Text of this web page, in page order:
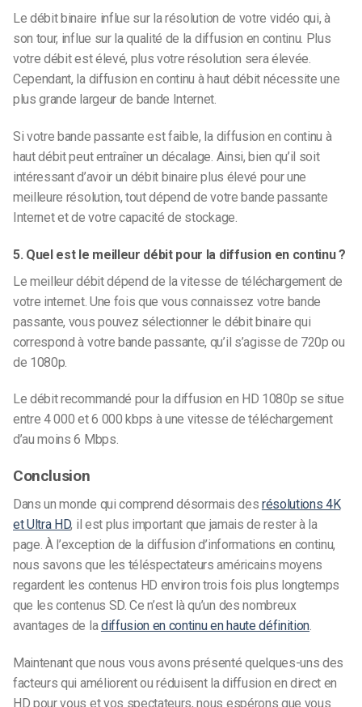
Le débit binaire influe sur la résolution de votre vidéo qui, à
son tour, influe sur la qualité de la diffusion en continu. Plus
votre débit est élevé, plus votre résolution sera élevée.
Cependant, la diffusion en continu à haut débit nécessite une
plus grande largeur de bande Internet.
Si votre bande passante est faible, la diffusion en continu à
haut débit peut entraîner un décalage. Ainsi, bien qu’il soit
intéressant d’avoir un débit binaire plus élevé pour une
meilleure résolution, tout dépend de votre bande passante
Internet et de votre capacité de stockage.
5. Quel est le meilleur débit pour la diffusion en continu ?
Le meilleur débit dépend de la vitesse de téléchargement de
votre internet. Une fois que vous connaissez votre bande
passante, vous pouvez sélectionner le débit binaire qui
correspond à votre bande passante, qu’il s’agisse de 720p ou
de 1080p.
Le débit recommandé pour la diffusion en HD 1080p se situe
entre 4 000 et 6 000 kbps à une vitesse de téléchargement
d’au moins 6 Mbps.
Conclusion
Dans un monde qui comprend désormais des résolutions 4K
et Ultra HD, il est plus important que jamais de rester à la
page.À l’exception de la diffusion d’informations en continu,
nous savons que les téléspectateurs américains moyens
regardent les contenus HD environ trois fois plus longtemps
que les contenus SD. Ce n’est là qu’un des nombreux
avantages de ladiffusion en continu en haute définition
Maintenant que nous vous avons présenté quelques-uns des
facteurs qui améliorent ou réduisent la diffusion en direct en
HD pour vous et vos spectateurs, nous espérons que vous